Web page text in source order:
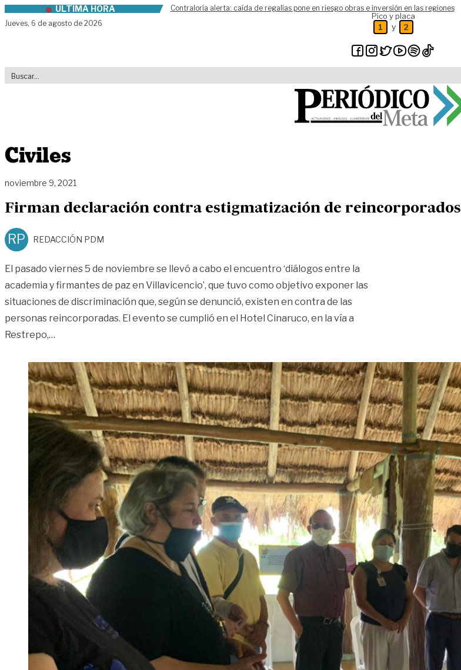
Skip to contentÚLTIMA HORA
Contraloría alerta: caída de regalías pone en riesgo obras e inversión en las regiones
Jueves, 6 de agosto de 2026
Pico y placa
1 y 2
Civiles
noviembre 9, 2021
Firman declaración contra estigmatización de reincorporados
RP REDACCIÓN PDM
El pasado viernes 5 de noviembre se llevó a cabo el encuentro ‘diálogos entre la
academia y firmantes de paz en Villavicencio’, que tuvo como objetivo exponer las
situaciones de discriminación que, según se denunció, existen en contra de las
personas reincorporadas. El evento se cumplió en el Hotel Cinaruco, en la vía a
Restrepo,…